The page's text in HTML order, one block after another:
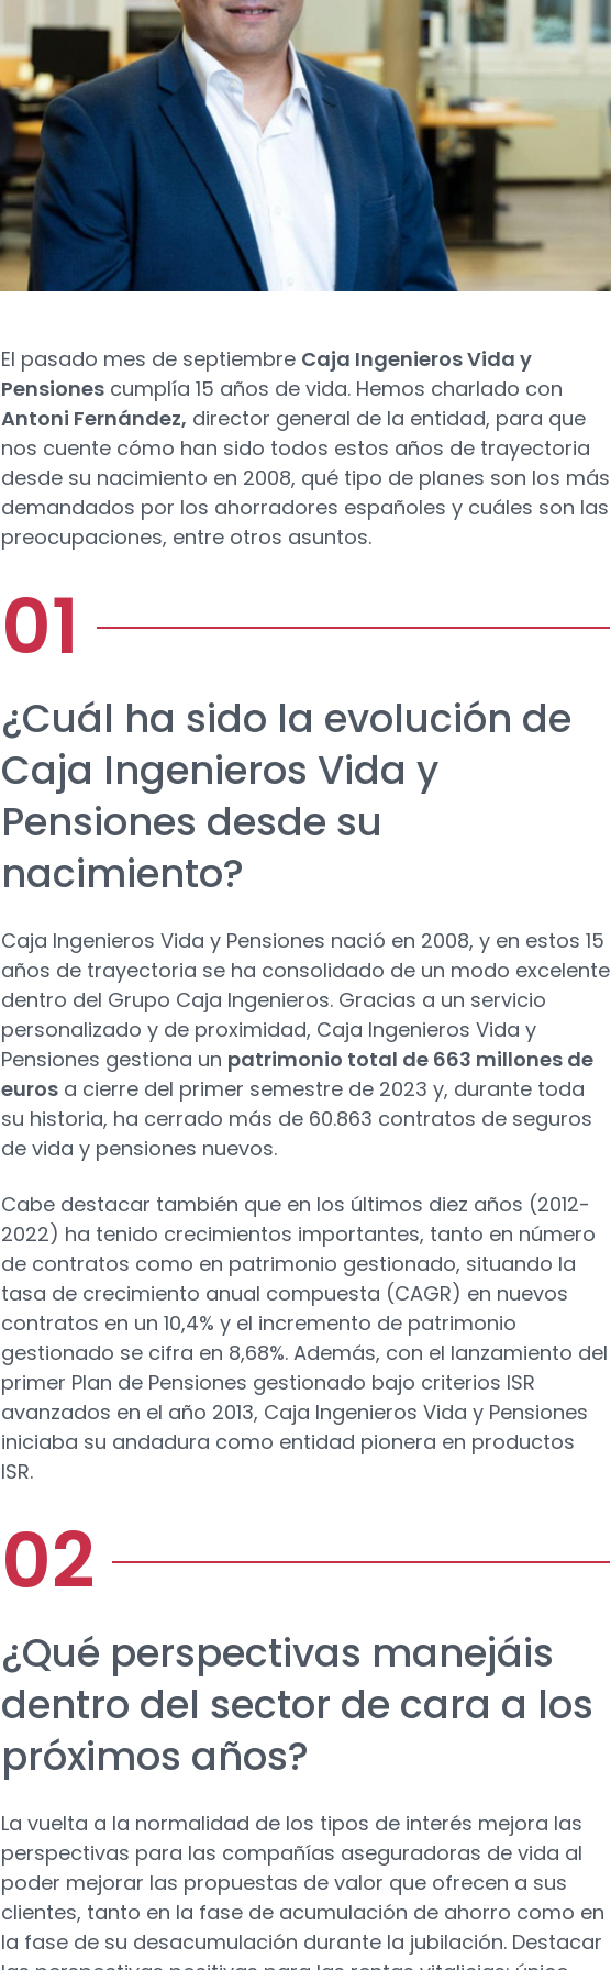
El pasado mes de septiembre Caja Ingenieros Vida y
Pensiones cumplía 15 años de vida. Hemos charlado con
Antoni Fernández, director general de la entidad, para que
nos cuente cómo han sido todos estos años de trayectoria
desde su nacimiento en 2008, qué tipo de planes son los más
demandados por los ahorradores españoles y cuáles son las
preocupaciones, entre otros asuntos.
¿Cuál ha sido la evolución de
Caja Ingenieros Vida y
Pensiones desde su
nacimiento?
Caja Ingenieros Vida y Pensiones nació en 2008, y en estos 15
años de trayectoria se ha consolidado de un modo excelente
dentro del Grupo Caja Ingenieros. Gracias a un servicio
personalizado y de proximidad, Caja Ingenieros Vida y
Pensiones gestiona un patrimonio total de 663 millones de
euros a cierre del primer semestre de 2023 y, durante toda
su historia, ha cerrado más de 60.863 contratos de seguros
de vida y pensiones nuevos.
Cabe destacar también que en los últimos diez años (2012-
2022) ha tenido crecimientos importantes, tanto en número
de contratos como en patrimonio gestionado, situando la
tasa de crecimiento anual compuesta (CAGR) en nuevos
contratos en un 10,4% y el incremento de patrimonio
gestionado se cifra en 8,68%. Además, con el lanzamiento del
primer Plan de Pensiones gestionado bajo criterios ISR
avanzados en el año 2013, Caja Ingenieros Vida y Pensiones
iniciaba su andadura como entidad pionera en productos
ISR.
¿Qué perspectivas manejáis
dentro del sector de cara a los
próximos años?
La vuelta a la normalidad de los tipos de interés mejora las
perspectivas para las compañías aseguradoras de vida al
poder mejorar las propuestas de valor que ofrecen a sus
clientes, tanto en la fase de acumulación de ahorro como en
la fase de su desacumulación durante la jubilación. Destacar